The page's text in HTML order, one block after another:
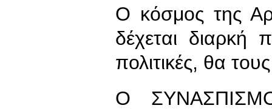
Ο κόσμος της
δέχεται διαρκή
πολιτικές, θα
Ο